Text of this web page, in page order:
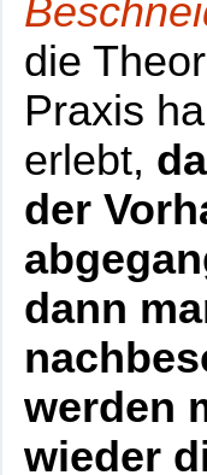
die
Praxis
erlebt,
der
dann
werden
wieder